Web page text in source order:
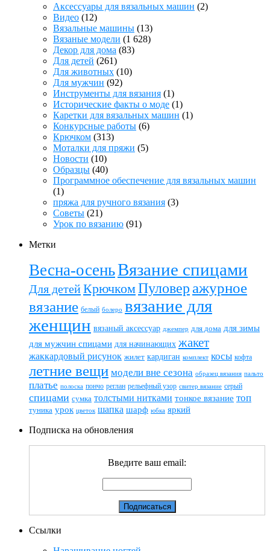
Аксессуары для вязальных машин (2)
Видео (12)
Вязальные машины (13)
Вязаные модели (1 628)
Декор для дома (83)
Для детей (261)
Для животных (10)
Для мужчин (92)
Инструменты для вязания (1)
Исторические факты о моде (1)
Каретки для вязальных машин (1)
Конкурсные работы (6)
Крючком (313)
Моталки для пряжи (5)
Новости (10)
Образцы (40)
Программное обеспечение для вязальных машин
(1)
пряжа для ручного вязания (3)
Советы (21)
Урок по вязанию (91)
Метки
Весна-осеньВязание спицами
Для детейКрючкомПуловер ажурное
вязание белый болеро вязание для
женщин вязаный аксессуар джемпер для дома для зимы
для мужчин спицами для начинающих жакет
жаккардовый рисунок жилет кардиган комплект косы кофта
летние вещи модели вне сезона образец вязания пальто
платье полоска пончо реглан рельефный узор свитер вязание серый
спицами сумка толстыми нитками тонкое вязание топ
туника урок цветок шапка шарф юбка яркий
Подписка на обновления
Введите ваш email:
Ссылки